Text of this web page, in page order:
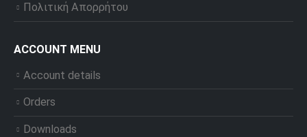
Πολιτική Απορρήτου
ACCOUNT MENU
Account details
Orders
Downloads